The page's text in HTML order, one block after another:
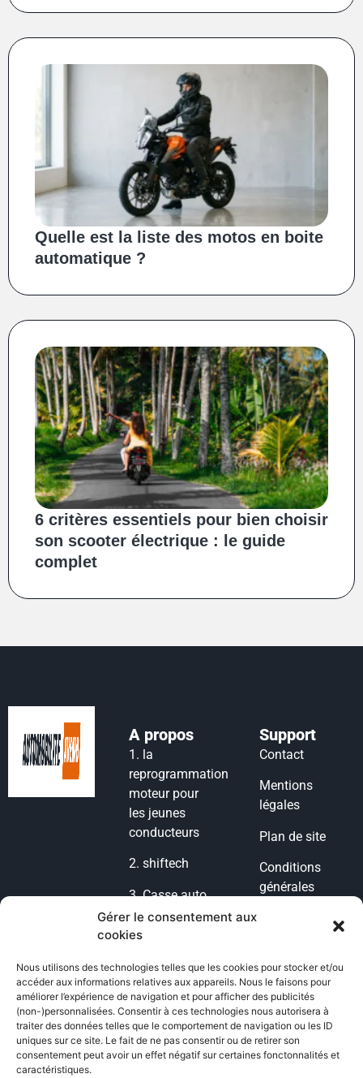
Gérer le consentement aux
cookies
Nous utilisons des technologies telles que les cookies pour stocker et/ou
accéder aux informations relatives aux appareils. Nous le faisons pour
améliorer l’expérience de navigation et pour afficher des publicités
(non-)personnalisées. Consentir à ces technologies nous autorisera à
traiter des données telles que le comportement de navigation ou les ID
uniques sur ce site. Le fait de ne pas consentir ou de retirer son
consentement peut avoir un effet négatif sur certaines fonctonnalités et
caractéristiques.
Quelle est la liste des motos en boite
automatique ?
6 critères essentiels pour bien choisir
son scooter électrique : le guide
complet
A propos
1. la
reprogrammation
moteur pour
les jeunes
conducteurs
2.shiftech
3.Casse auto
lyon
4.
77
5.POG
Voiture
6.casse auto
Support
Contact
Mentions
légales
Plan de site
Conditions
générales
vente
Politique de
cookies
Politique de